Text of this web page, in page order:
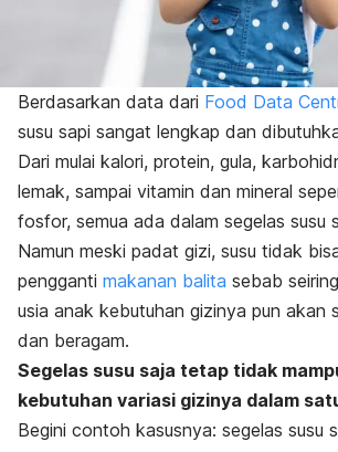
Berdasarkan data dari Food Data
susu sapi sangat lengkap dan
Dari mulai kalori, protein, gula,
lemak, sampai vitamin dan mineral
fosfor, semua ada dalam segelas susu
Namun meski padat gizi, susu tidak
pengganti makanan balita sebab
usia anak kebutuhan gizinya pun akan
dan beragam.
Segelas susu saja tetap tidak
kebutuhan variasi gizinya dalam
Begini contoh kasusnya: segelas susu